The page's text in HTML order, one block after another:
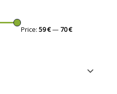
Price: 59 €— 70 €